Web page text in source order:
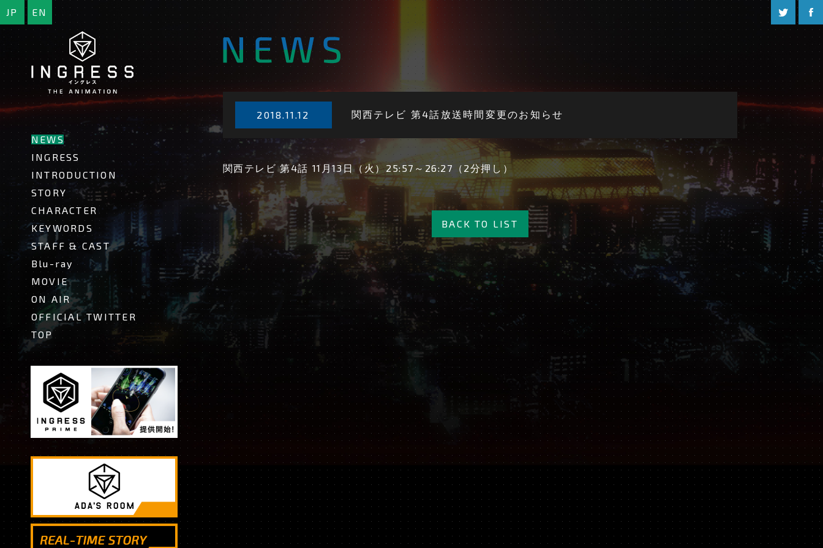
INGRESS
-
イ
ン
グ
レ
ス-
NEWS
INGRESS
INTRODUCTION
STORY
CHARACTER
KEYWORDS
STAFF & CAST
Blu-ray
MOVIE
ON AIR
OFFICIAL TWITTER
TOP
Twitter
JP EN
2018.11.12 関西テレビ 第4話放送時間変更のお知らせ
関西テレビ 第4話 11月13日（火）25:57～26:27（2分押し）
BACK TO LIST